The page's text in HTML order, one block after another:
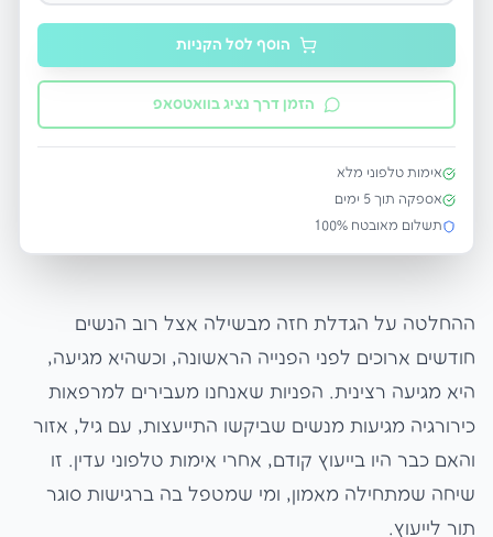
הוסף לסל הקניות
הזמן דרך נציג בוואטסאפ
אימות טלפוני מלא
אספקה תוך 5 ימים
תשלום מאובטח 100%
ההחלטה על הגדלת חזה מבשילה אצל רוב הנשים
חודשים ארוכים לפני הפנייה הראשונה, וכשהיא מגיעה,
היא מגיעה רצינית. הפניות שאנחנו מעבירים למרפאות
כירורגיה מגיעות מנשים שביקשו התייעצות, עם גיל, אזור
והאם כבר היו בייעוץ קודם, אחרי אימות טלפוני עדין. זו
שיחה שמתחילה מאמון, ומי שמטפל בה ברגישות סוגר
תור לייעוץ.